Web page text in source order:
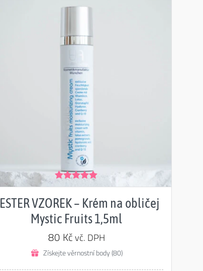
Hodnocení
VZOREK – Krém na obličej
Mystic Fruits 1,5ml
80Kčvč. DPH
Získejte věrnostní body (80)